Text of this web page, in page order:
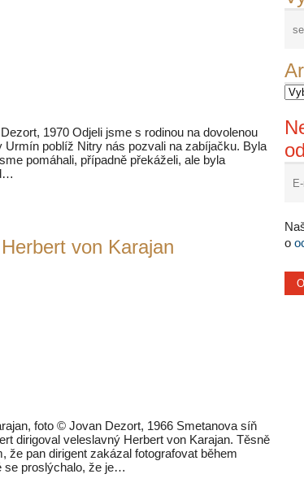
o
1970 Odjeli jsme s rodinou na dovolenou
poblíž Nitry nás pozvali na zabíjačku. Byla
pomáhali, případně překáželi, ale byla
von Karajan
foto © Jovan Dezort, 1966 Smetanova síň
dirigoval veleslavný Herbert von Karajan. Těsně
že pan dirigent zakázal fotografovat během
se proslýchalo, že je…